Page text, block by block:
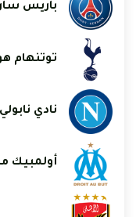
باريس
توتنهام
نادي نابولي
أولمبيك